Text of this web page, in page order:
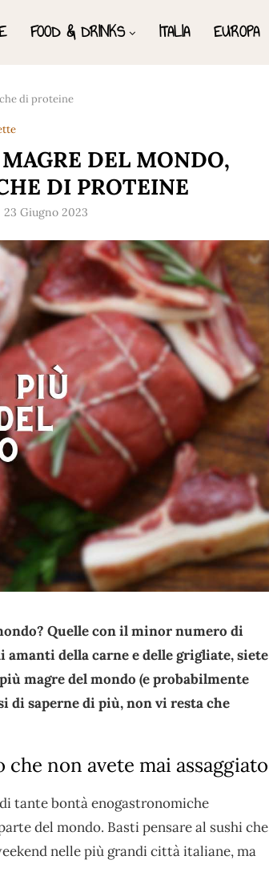
FOOD & DRINKS ITALIA EUROPA
di proteine
DEL MONDO,
DI PROTEINE
23 Giugno 2023
Quelle con il minor numero di
amanti della carne e delle grigliate, siete
magre del mondo (e probabilmente
di saperne di più, non vi resta che
non avete mai assaggiato
tante bontà enogastronomiche
del mondo. Basti pensare al sushi che
nelle più grandi città italiane, ma